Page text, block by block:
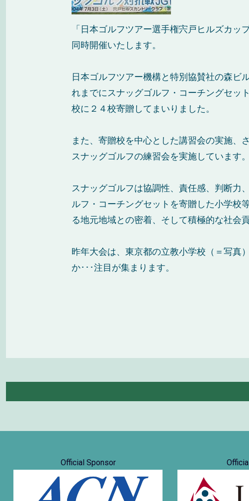
「日本ゴルフツアー選手権宍戸ヒルズカッ
同時開催いたします。
日本ゴルフツアー機構と特別協賛社の森ビ
れまでにスナッグゴルフ・コーチングセッ
校に２４校寄贈してまいりました。
また、寄贈校を中心とした講習会の実施、
スナッグゴルフの練習会を実施しています。
スナッグゴルフは協調性、責任感、判断力
ルフ・コーチングセットを寄贈した小学校
る地元地域との密着、そして積極的な社会
昨年大会は、東京都の立教小学校（＝写真
か･･･注目が集まります。
Official Sponsor